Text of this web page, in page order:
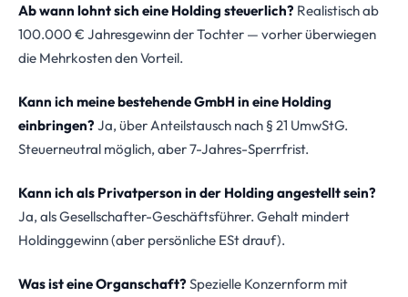
Ab wann lohnt sich eine Holding steuerlich? Realistisch ab
100.000 € Jahresgewinn der Tochter — vorher überwiegen
die Mehrkosten den Vorteil.
Kann ich meine bestehende GmbH in eine Holding
einbringen? Ja, über Anteilstausch nach § 21 UmwStG.
Steuerneutral möglich, aber 7-Jahres-Sperrfrist.
Kann ich als Privatperson in der Holding angestellt sein?
Ja, als Gesellschafter-Geschäftsführer. Gehalt mindert
Holdinggewinn (aber persönliche ESt drauf).
Was ist eine Organschaft? Spezielle Konzernform mit